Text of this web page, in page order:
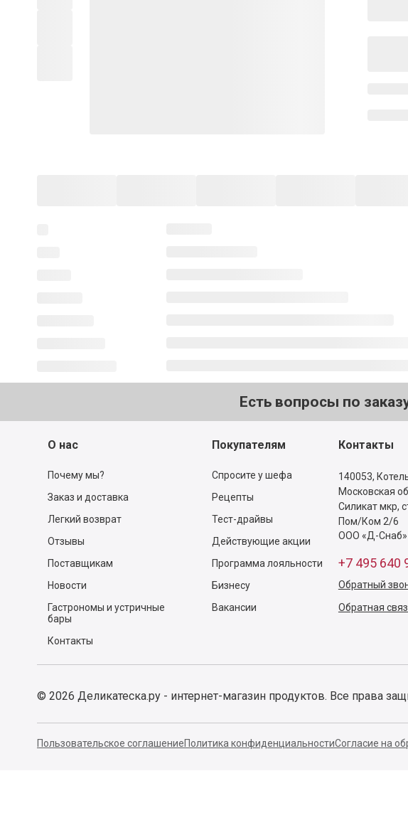
Есть вопросы по
О нас
Почему мы?
Заказ и доставка
Легкий возврат
Отзывы
Поставщикам
Новости
Гастрономы и устричные
бары
Контакты
Покупателям
Спросите у шефа
Рецепты
Тест-драйвы
Действующие акции
Программа лояльности
Бизнесу
Вакансии
Контакты
140053,
Московская
Силикат мкр,
Пом/Ком 2/6
ООО «Д-Снаб»
+7 495 640
Обратный
Обратная
© 2026 Деликатеска.ру - интернет-магазин продуктов. Все права
Пользовательское соглашениеПолитика конфиденциальностиСогласие на